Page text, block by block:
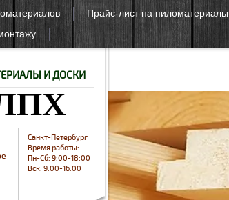
Прайс-лист на пиломатериалы
И ДОСКИ
Санкт-Петербург
Время работы:
Пн-Сб: 9:00-18:00
Вск: 9.00-16.00